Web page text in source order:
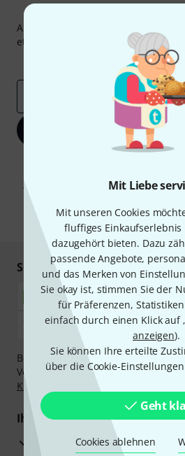
Mit Liebe
Mit unseren Cookies
fluffiges Einkaufserlebnis
dazugehört bieten. Dazu
passende Angebote,
und das Merken von
Sie okay ist, stimmen Sie der
für Präferenzen,
einfach durch einen Klick auf
anzeigen).
Sie können Ihre erteilte
über die Cookie-
Geht
Cookies ablehnen
Abonniere den Thomann
etwas Glück einen von
50
Inspirierende Beiträge
Deals
Jetzt
Abmeldung ist jederzeit möglich. Weitere
* Pflichtfeld
Sicher einkaufen & bezahlen
Bezahlen Sie vertraulich und
Vorkasse, PayPal, Amazon Pay,
Klarna Ratenzahlung
Ihre Vorteile
3 Jahre Thomann Garantie